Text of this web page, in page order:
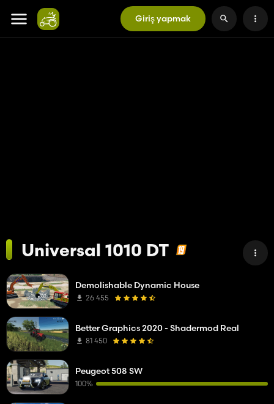
Giriş yapmak
Universal 1010 DT
Demolishable Dynamic House
26 455
Better Graphics 2020 - Shadermod Real
81 450
Peugeot 508 SW
100%